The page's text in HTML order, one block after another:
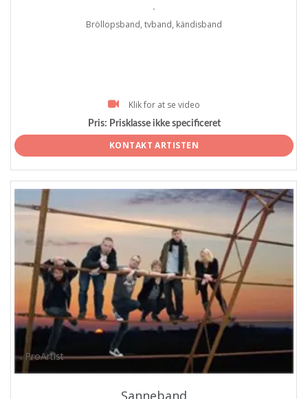
.
Bröllopsband, tvband, kändisband
Klik for at se video
Pris: Prisklasse ikke specificeret
KONTAKT ARTISTEN
ProArtist
Sanneband